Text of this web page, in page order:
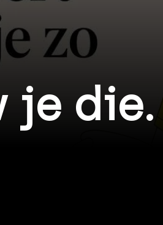
je die.